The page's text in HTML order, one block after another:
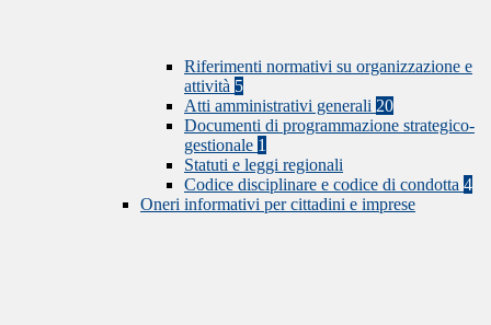
Riferimenti normativi su organizzazione e
attività 5
Atti amministrativi generali 20
Documenti di programmazione strategico-
gestionale 1
Statuti e leggi regionali
Codice disciplinare e codice di condotta 4
Oneri informativi per cittadini e imprese